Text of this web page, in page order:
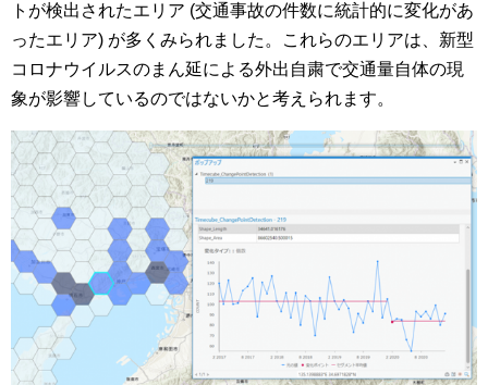
トが検出されたエリア (交通事故の件数に統計的に変化があ
ったエリア) が多くみられました。これらのエリアは、新型
コロナウイルスのまん延による外出自粛で交通量自体の現
象が影響しているのではないかと考えられます。